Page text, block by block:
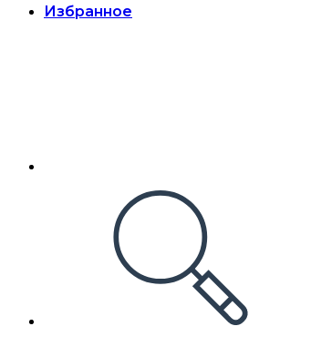
Избранное